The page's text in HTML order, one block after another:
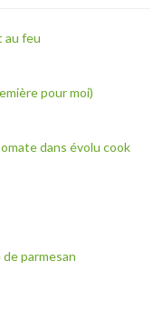
au feu
pour moi)
dans évolu cook
parmesan